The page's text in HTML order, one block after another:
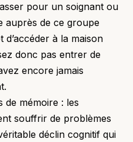
pour un soignant ou
auprès de ce groupe
à la maison
donc pas entrer de
encore jamais
de mémoire : les
souffrir de problèmes
déclin cognitif qui